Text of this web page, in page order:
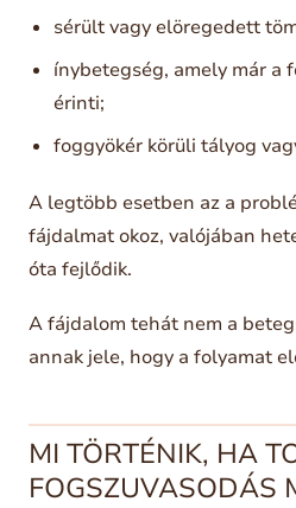
sérült vagy elöregedett
ínybetegség, amely már a
érinti;
foggyökér körüli tályog
A legtöbb esetben az a
fájdalmat okoz, valójában
óta fejlődik.
A fájdalom tehát nem a
annak jele, hogy a folyamat
MI TÖRTÉNIK, HA
FOGSZUVASODÁS